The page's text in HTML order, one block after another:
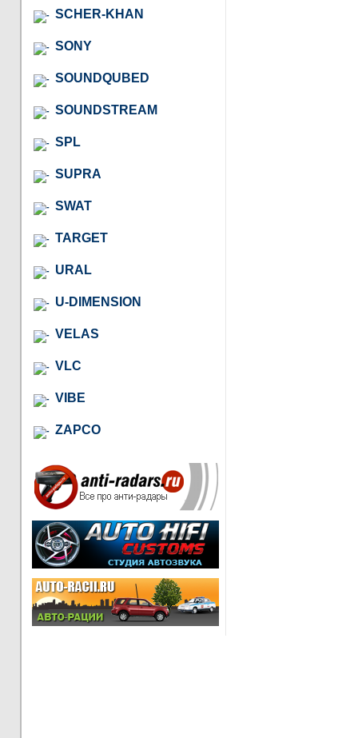
SCHER-KHAN
SONY
SOUNDQUBED
SOUNDSTREAM
SPL
SUPRA
SWAT
TARGET
URAL
U-DIMENSION
VELAS
VLC
VIBE
ZAPCO